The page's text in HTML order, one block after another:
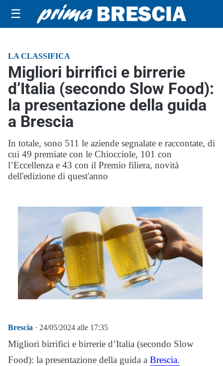
☰
LA CLASSIFICA
Migliori birrifici e birrerie
d’Italia (secondo Slow Food):
la presentazione della guida
a Brescia
In totale, sono 511 le aziende segnalate e raccontate, di
cui 49 premiate con le Chiocciole, 101 con
l’Eccellenza e 43 con il Premio filiera, novità
dell'edizione di quest'anno
Brescia · 24/05/2024 alle 17:35
Migliori birrifici e birrerie d’Italia (secondo Slow
Food): la presentazione della guida a Brescia.